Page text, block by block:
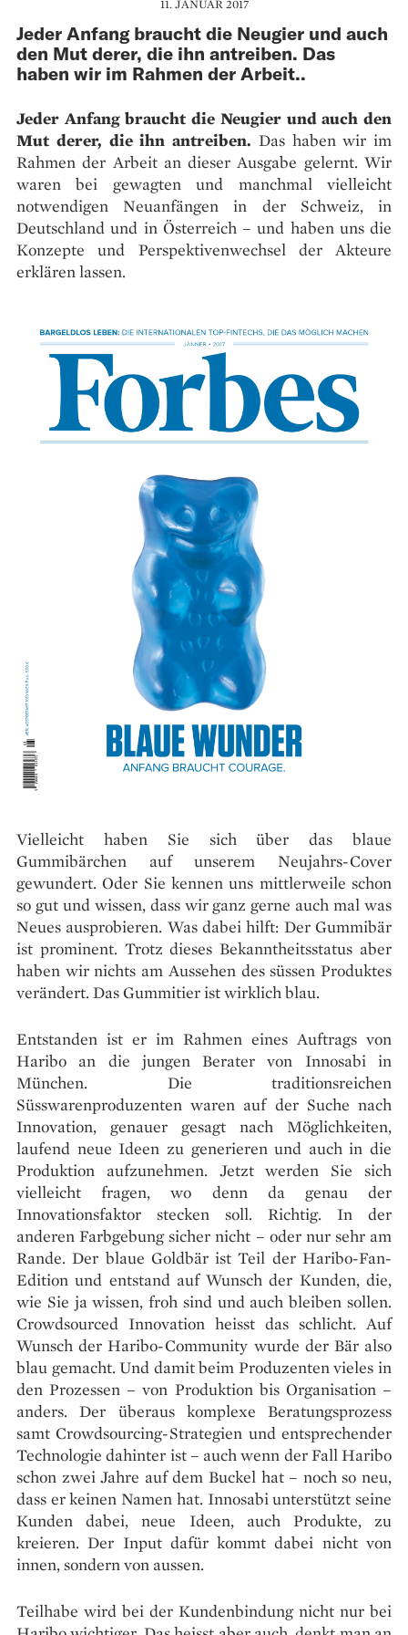
11. JANUAR 2017
Jeder Anfang braucht die Neugier und auch
den Mut derer, die ihn antreiben. Das
haben wir im Rahmen der Arbeit..
Jeder Anfang braucht die Neugier und auch den
Mut derer, die ihn antreiben. Das haben wir im
Rahmen der Arbeit an dieser Ausgabe gelernt. Wir
waren bei gewagten und manchmal vielleicht
notwendigen Neuanfängen in der Schweiz, in
Deutschland und in Österreich – und haben uns die
Konzepte und Perspektivenwechsel der Akteure
erklären lassen.
Vielleicht haben Sie sich über das blaue
Gummibärchen auf unserem Neujahrs-Cover
gewundert. Oder Sie kennen uns mittlerweile schon
so gut und wissen, dass wir ganz gerne auch mal was
Neues ausprobieren. Was dabei hilft: Der Gummibär
ist prominent. Trotz dieses Bekanntheitsstatus aber
haben wir nichts am Aussehen des süssen Produktes
verändert. Das Gummitier ist wirklich blau.
Entstanden ist er im Rahmen eines Auftrags von
Haribo an die jungen Berater von Innosabi in
München. Die traditionsreichen
Süsswarenproduzenten waren auf der Suche nach
Innovation, genauer gesagt nach Möglichkeiten,
laufend neue Ideen zu generieren und auch in die
Produktion aufzunehmen. Jetzt werden Sie sich
vielleicht fragen, wo denn da genau der
Innovationsfaktor stecken soll. Richtig. In der
anderen Farbgebung sicher nicht – oder nur sehr am
Rande. Der blaue Goldbär ist Teil der Haribo-Fan-
Edition und entstand auf Wunsch der Kunden, die,
wie Sie ja wissen, froh sind und auch bleiben sollen.
Crowdsourced Innovation heisst das schlicht. Auf
Wunsch der Haribo-Community wurde der Bär also
blau gemacht. Und damit beim Produzenten vieles in
den Prozessen – von Produktion bis Organisation –
anders. Der überaus komplexe Beratungsprozess
samt Crowdsourcing-Strategien und entsprechender
Technologie dahinter ist – auch wenn der Fall Haribo
schon zwei Jahre auf dem Buckel hat – noch so neu,
dass er keinen Namen hat. Innosabi unterstützt seine
Kunden dabei, neue Ideen, auch Produkte, zu
kreieren. Der Input dafür kommt dabei nicht von
innen, sondern von aussen.
Teilhabe wird bei der Kundenbindung nicht nur bei